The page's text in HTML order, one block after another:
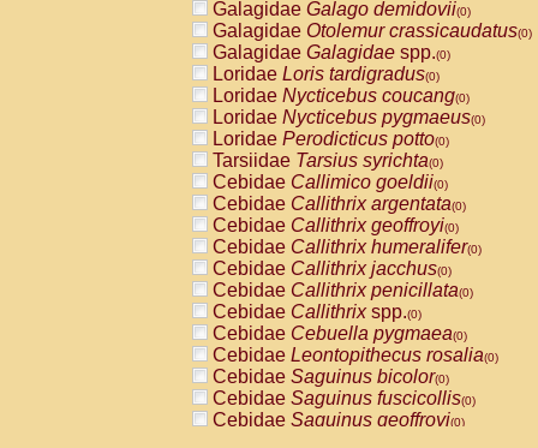
Galagidae Galago demidovii(0)
Galagidae Otolemur crassicaudatus(0)
Galagidae Galagidae spp.(0)
Loridae Loris tardigradus(0)
Loridae Nycticebus coucang(0)
Loridae Nycticebus pygmaeus(0)
Loridae Perodicticus potto(0)
Tarsiidae Tarsius syrichta(0)
Cebidae Callimico goeldii(0)
Cebidae Callithrix argentata(0)
Cebidae Callithrix geoffroyi(0)
Cebidae Callithrix humeralifer(0)
Cebidae Callithrix jacchus(0)
Cebidae Callithrix penicillata(0)
Cebidae Callithrixspp.(0)
Cebidae Cebuella pygmaea(0)
Cebidae Leontopithecus rosalia(0)
Cebidae Saguinus bicolor(0)
Cebidae Saguinus fuscicollis(0)
Cebidae Saguinus geoffroyi(0)